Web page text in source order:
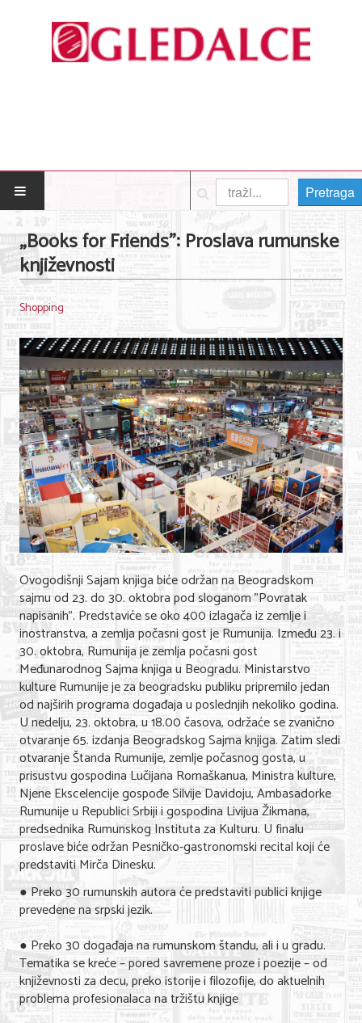
POČETNA
Posao
Usluge
Nega lica i tela
Shopping
Sve za venčanje
Sve za decu
Gastronomija
Kuća i bašta
Zdravlje i medicina
Sport i rekreacija
Hobi i razonoda
ADRESAR
Posao
Usluge
Nega lica i tela
Shopping
Sve za venčanje
Sve za decu
Kuća i bašta
Gastronomija
Sport i rekreacija
Zdravlje i medicina
Hobi i razonoda
Pretraga
„Books for Friends”: Proslava rumunske
književnosti
Shopping
Ovogodišnji Sajam knjiga biće održan na Beogradskom
sajmu od 23. do 30. oktobra pod sloganom "Povratak
napisanih". Predstaviće se oko 400 izlagača iz zemlje i
inostranstva, a zemlja počasni gost je Rumunija. Između 23. i
30. oktobra, Rumunija je zemlja počasni gost
Međunarodnog Sajma knjiga u Beogradu. Ministarstvo
kulture Rumunije je za beogradsku publiku pripremilo jedan
od najširih programa događaja u poslednjih nekoliko godina.
U nedelju, 23. oktobra, u 18.00 časova, održaće se zvanično
otvaranje 65. izdanja Beogradskog Sajma knjiga. Zatim sledi
otvaranje Štanda Rumunije, zemlje počasnog gosta, u
prisustvu gospodina Lučijana Romaškanua, Ministra kulture,
Njene Ekscelencije gospođe Silvije Davidoju, Ambasadorke
Rumunije u Republici Srbiji i gospodina Livijua Žikmana,
predsednika Rumunskog Instituta za Kulturu. U finalu
proslave biće održan Pesničko-gastronomski recital koji će
predstaviti Mirča Dinesku.
● Preko 30 rumunskih autora će predstaviti publici knjige
prevedene na srpski jezik.
● Preko 30 događaja na rumunskom štandu, ali i u gradu.
Tematika se kreće – pored savremene proze i poezije – od
književnosti za decu, preko istorije i filozofije, do aktuelnih
problema profesionalaca na tržištu knjige